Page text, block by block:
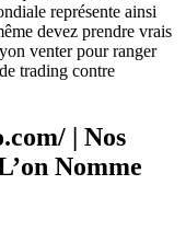
représente ainsi
devez prendre vrais
venter pour ranger
trading contre
| Nos
Nomme